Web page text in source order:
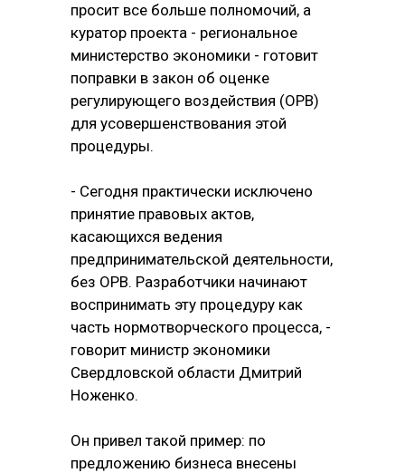
просит все больше полномочий, а
куратор проекта - региональное
министерство экономики - готовит
поправки в закон об оценке
регулирующего воздействия (ОРВ)
для усовершенствования этой
процедуры.
- Сегодня практически исключено
принятие правовых актов,
касающихся ведения
предпринимательской деятельности,
без ОРВ. Разработчики начинают
воспринимать эту процедуру как
часть нормотворческого процесса, -
говорит министр экономики
Свердловской области Дмитрий
Ноженко.
Он привел такой пример: по
предложению бизнеса внесены